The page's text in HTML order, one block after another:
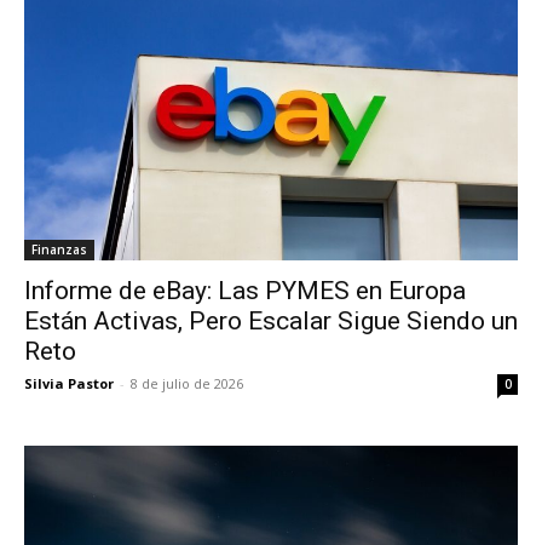
Finanzas
Informe de eBay: Las PYMES en Europa
Están Activas, Pero Escalar Sigue Siendo un
Reto
Silvia Pastor - 8 de julio de 2026 0